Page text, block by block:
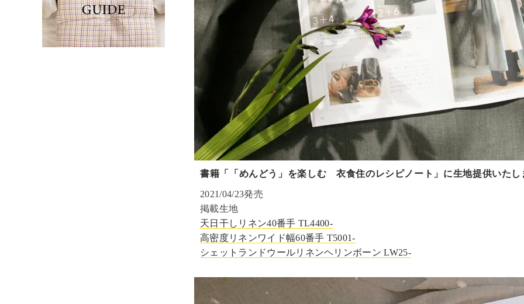
書籍「「めんどう」を楽しむ 衣食住のレシピノート」に生地提供いたし
2021/04/23発売
掲載生地
天日干しリネン40番手 TL4400-
高密度リネンワイド幅60番手 T5001-
シェットランドウールリネンヘリンボーン LW25-